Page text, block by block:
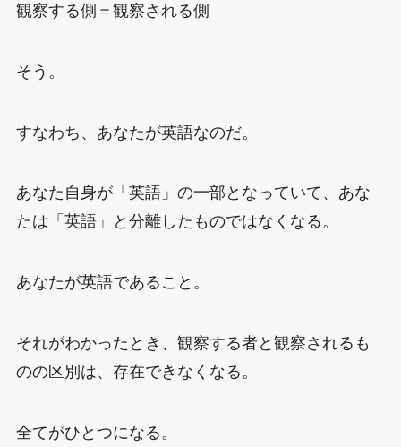
観察する側＝観察される側
そう。
すなわち、あなたが英語なのだ。
あなた自身が「英語」の一部となっていて、あな
たは「英語」と分離したものではなくなる。
あなたが英語であること。
それがわかったとき、観察する者と観察されるも
のの区別は、存在できなくなる。
全てがひとつになる。